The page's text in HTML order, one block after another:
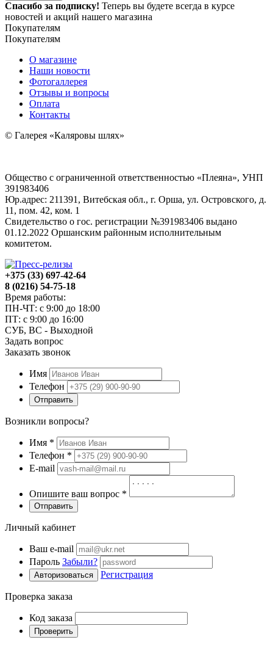
Спасибо за подписку! Теперь вы будете всегда в курсе
новостей и акций нашего магазина
Покупателям
Покупателям
О магазине
Наши новости
Фотогаллерея
Отзывы и вопросы
Оплата
Контакты
© Галерея «Каляровы шлях»
Общество с ограниченной ответственностью «Плеяна», УНП
391983406
Юр.адрес: 211391, Витебская обл., г. Орша, ул. Островского, д.
11, пом. 42, ком. 1
Свидетельство о гос. регистрации №391983406 выдано
01.12.2022 Оршанским районным исполнительным
комитетом.
+375 (33) 697-42-64
8 (0216) 54-75-18
Время работы:
ПН-ЧТ: с 9:00 до 18:00
ПТ: с 9:00 до 16:00
СУБ, ВС - Выходной
Задать вопрос
Заказать звонок
Имя
Телефон
Отправить
Возникли вопросы?
Имя *
Телефон *
E-mail
Опишите ваш вопрос *
Отправить
Личный кабинет
Ваш e-mail
Пароль Забыли?
Авторизоваться Регистрация
Проверка заказа
Код заказа
Проверить